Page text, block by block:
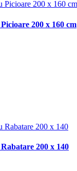
200 x 160 cm
200 x 140